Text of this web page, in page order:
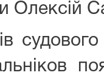
Олексій